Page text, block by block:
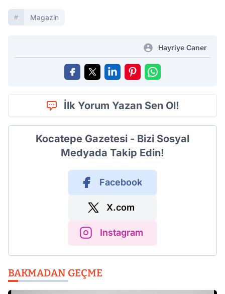
Magazin
Hayriye Caner
İlk Yorum Yazan Sen Ol!
Kocatepe Gazetesi - Bizi Sosyal
Medyada Takip Edin!
Facebook
X.com
Instagram
BAKMADAN GEÇME